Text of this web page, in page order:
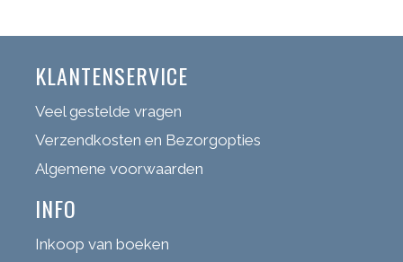
KLANTENSERVICE
Veel gestelde vragen
Verzendkosten en Bezorgopties
Algemene voorwaarden
INFO
Inkoop van boeken